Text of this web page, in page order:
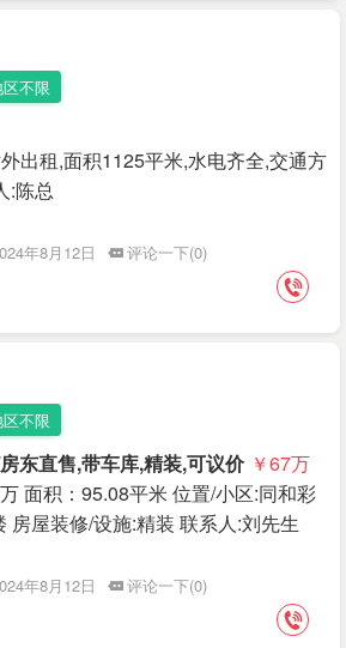
不限
出租,面积1125平米,水电齐全,交通方
:陈总
年8月12日
评论一下(0)
不限
东直售,带车库,精装,可议价 ￥67万
面积：95.08平米 位置/小区:同和彩
房屋装修/设施:精装 联系人:刘先生
年8月12日
评论一下(0)